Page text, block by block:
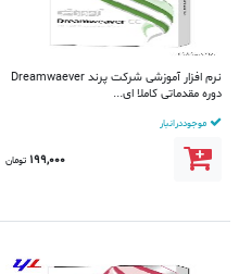
نرم افزار آموزشی شرکت پرند Dreamwaever
دوره مقدماتی کاملا ای...
موجود در انبار
199,000 تومان